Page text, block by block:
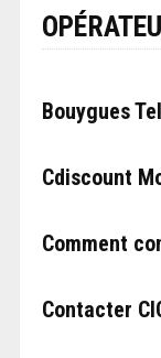
Bouygues
Cdiscount
Comment
Contacter